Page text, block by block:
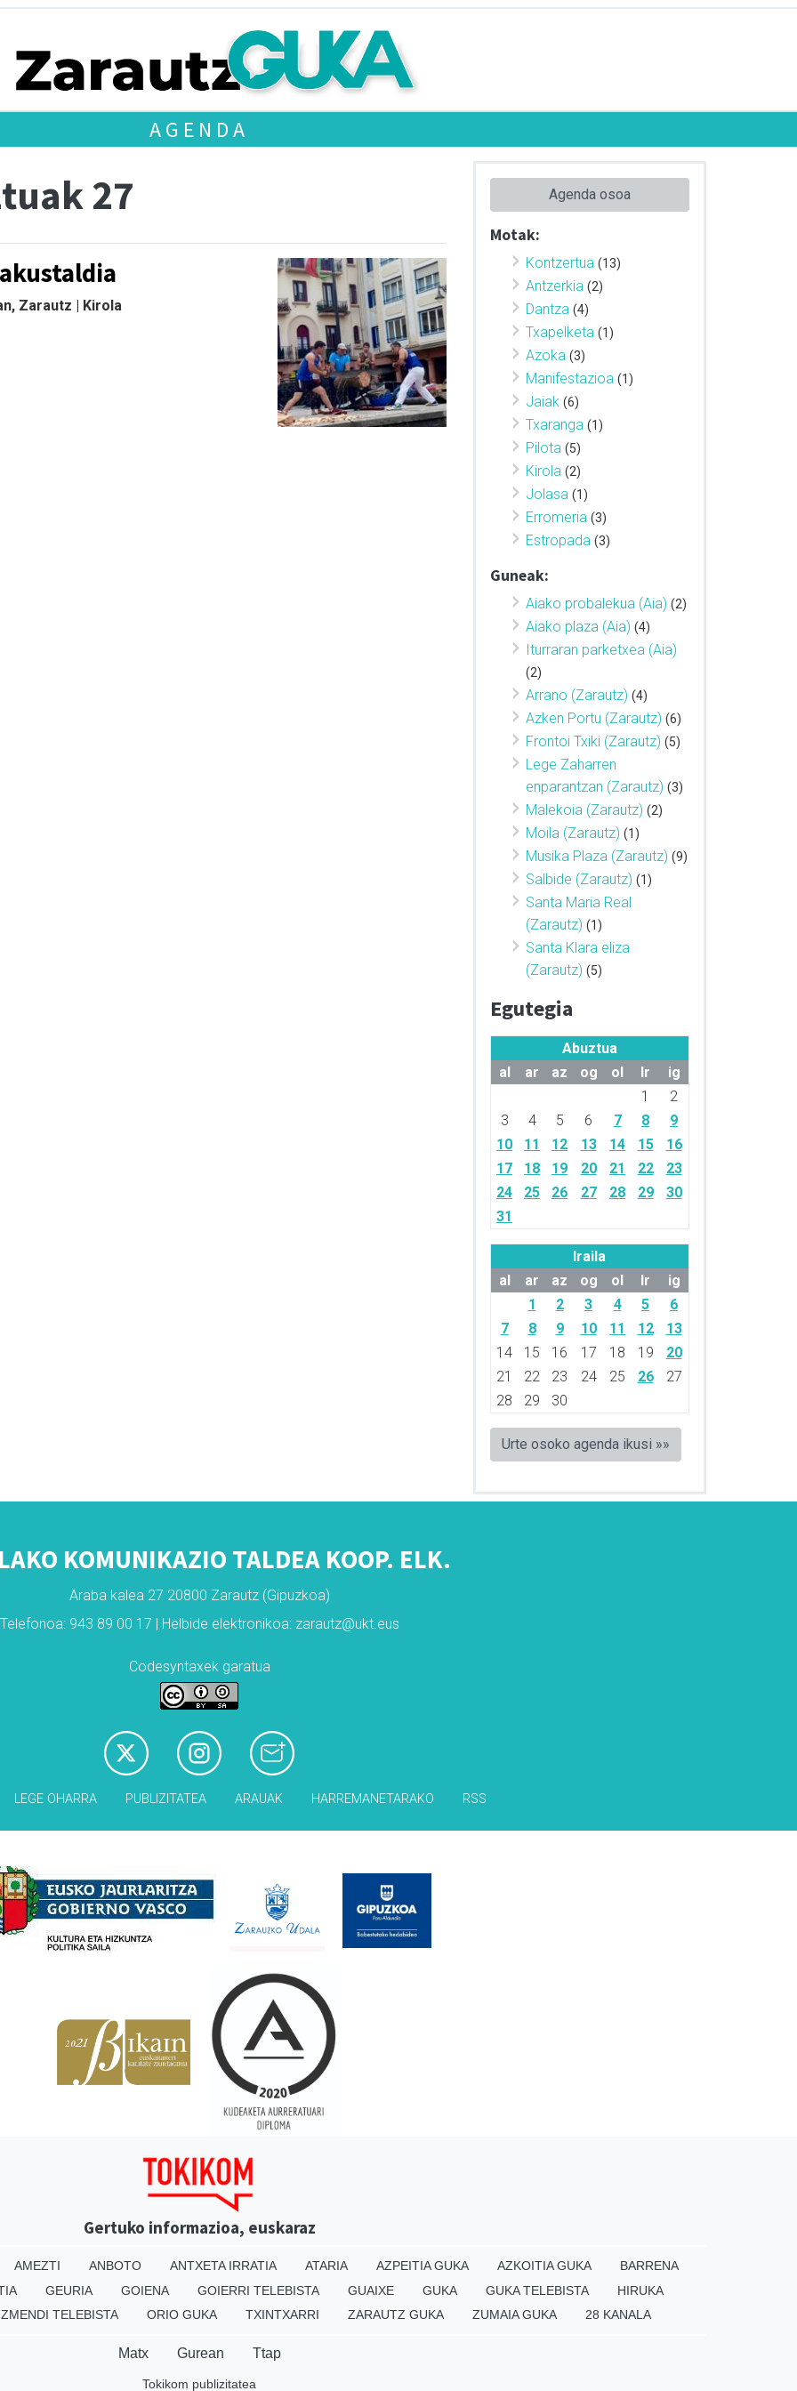
AGENDA
27
Zarautz | Kirola
Agenda osoa
Motak:
Kontzertua (13)
Antzerkia (2)
Dantza (4)
Txapelketa (1)
Azoka (3)
Manifestazioa (1)
Jaiak (6)
Txaranga (1)
Pilota (5)
Kirola (2)
Jolasa (1)
Erromeria (3)
Estropada (3)
Guneak:
Aiako probalekua (Aia) (2)
Aiako plaza (Aia) (4)
Iturraran parketxea (Aia)
(2)
Arrano (Zarautz) (4)
Azken Portu (Zarautz) (6)
Frontoi Txiki (Zarautz) (5)
Lege Zaharren
enparantzan (Zarautz) (3)
Malekoia (Zarautz) (2)
Moila (Zarautz) (1)
Musika Plaza (Zarautz) (9)
Salbide (Zarautz) (1)
Santa Maria Real
(Zarautz) (1)
Santa Klara eliza
(Zarautz) (5)
Egutegia
Abuztua
al
ar az og ol lr
ig
1
2
3
4 5 6 7 8
9
10
11 12 13 14 15
16
17
18 19 20 21 22
23
24
25 26 27 28 29
30
31
Iraila
al
ar az og ol lr
ig
1
2 3 4 5
6
7
8 9 10 11 12
13
14
15 16 17 18 19
20
21
22 23 24 25 26
27
28
29 30
Urte osoko agenda ikusi »»
KOMUNIKAZIO TALDEA KOOP. ELK.
Araba kalea 27 20800 Zarautz (Gipuzkoa)
Telefonoa: 943 89 00 17 | Helbide elektronikoa: zarautz@ukt.eus
Codesyntaxek garatua
LEGE OHARRA PUBLIZITATEA ARAUAK HARREMANETARAKO RSS
Gertuko informazioa, euskaraz
AMEZTI ANBOTO ANTXETA IRRATIA ATARIA AZPEITIA GUKA AZKOITIA GUKA
BARRENA
GEURIA GOIENA GOIERRI TELEBISTA GUAIXE GUKA GUKA TELEBISTA
HIRUKA
TELEBISTA
ORIO GUKA TXINTXARRI ZARAUTZ GUKA ZUMAIA GUKA 28 KANALA
Matx Gurean Ttap
Tokikom publizitatea